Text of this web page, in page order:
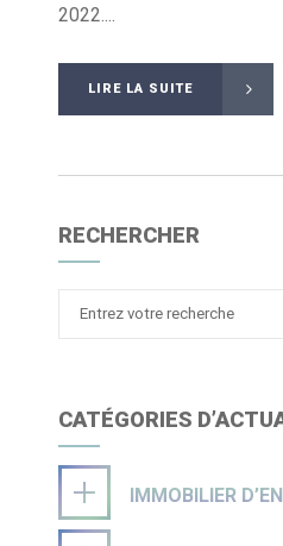
2022....
LIRE LA SUITE
RECHERCHER
CATÉGORIES
IMMOBILIER